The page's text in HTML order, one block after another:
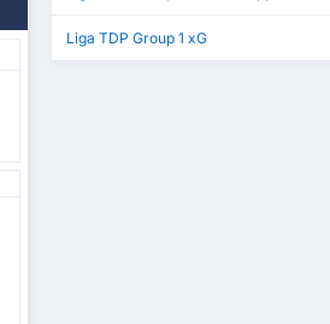
Liga TDP Group 1 xG